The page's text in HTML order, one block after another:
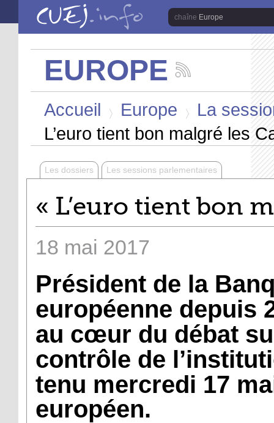
Aller au contenu principal
Europe
EUROPE
les
de
la
Europe
Accueil Europe
La
L’euro tient bon malgré les
Les dossiers Les sessions parlementaires
« L’euro tient bon
18 mai 2017
Président de la
européenne depuis
au cœur du débat
contrôle de
tenu mercredi 17
européen.